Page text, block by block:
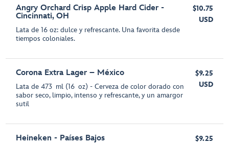
Angry Orchard Crisp Apple Hard Cider -
Cincinnati, OH
Lata de 16 oz: dulce y refrescante. Una favorita desde
tiempos coloniales.
$10.75
USD
Corona Extra Lager – México
Lata de 473 ml (16 oz) - Cerveza de color dorado con
sabor seco, limpio, intenso y refrescante, y un amargor
sutil
$9.25
USD
Heineken - Países Bajos
$9.25